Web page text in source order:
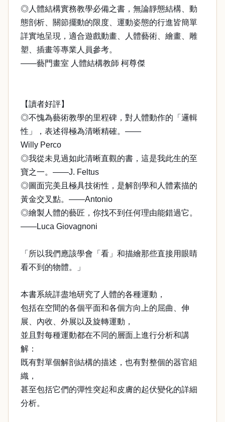
◎人體結構實務教學必備之書，無論靜態結構、動
態剖析、關節擺動的限度、運動姿態的行進皆簡單
詳實地呈現，適合遊戲動畫、人體藝術、繪畫、雕
塑、插畫等專業人員參考。
——藝門畫室 人體結構教師 柯尊傑
【讀者好評】
◎不愧為藝術教學的里程碑，對人體動作的「邏輯
性」，表述得極為清晰精確。——
Willy Perco
◎我從未見過如此清晰直觀的書，這是我此生的至
寶之一。——J. Feltus
◎圖面完美且極具技術性，是解剖學和人體素描的
黃金交叉點。——Antonio
◎繪製人體的藝匠，你找不到任何理由能錯過它。
——Luca Giovagnoni
「所以我們應該學會「看」和描繪那些直接用眼睛
看不到的物體。」
本書系統詳盡地研究了人體的各種運動，
包括在空間的各個平面和各個方向上的屈曲、伸
展、內收、外展以及旋轉運動，
並且對每種運動都在不同的層面上進行分析和講
解：
既有對單個解剖結構的描述，也有對整個的器官組
織，
甚至包括它們的彈性突起和皮膚的起伏變化的詳細
分析。